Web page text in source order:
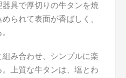
具で厚切りの牛タンを焼
られて表面が香ばしく、
み合わせ、シンプルに楽
上質な牛タンは、塩とわ